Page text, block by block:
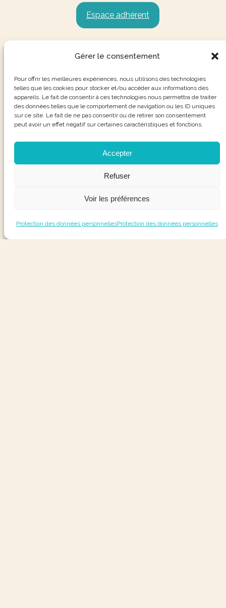
Gérer le consentement
Pour offrir les meilleures expériences, nous utilisons des technologies
telles que les cookies pour stocker et/ou accéder aux informations des
appareils. Le fait de consentir à ces technologies nous permettra de traiter
des données telles que le comportement de navigation ou les ID uniques
sur ce site. Le fait de ne pas consentir ou de retirer son consentement
peut avoir un effet négatif sur certaines caractéristiques et fonctions.
Accepter
Refuser
Voir les préférences
Protection des données personnellesProtection des données personnelles
Espace adhérent